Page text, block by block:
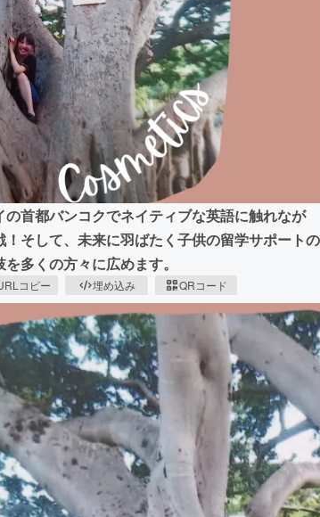
CAMPFIRE for Social Good
CAMPFIREふるさと納税
首都バンコクでネイティブな英語に触れなが
そして、未来に羽ばたく子供の留学サポートの
多くの方々に広めます。
コピー 埋め込み QRコード